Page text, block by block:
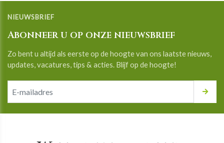
NIEUWSBRIEF
Abonneer u op onze nieuwsbrief
Zo bent u altijd als eerste op de hoogte van ons laatste nieuws,
updates, vacatures, tips & acties. Blijf op de hoogte!